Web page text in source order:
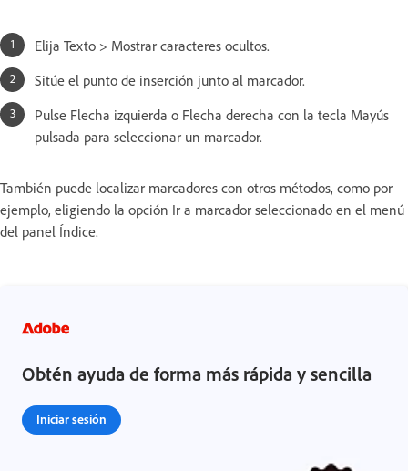
Elija Texto > Mostrar caracteres ocultos.
Sitúe el punto de inserción junto al marcador.
Pulse Flecha izquierda o Flecha derecha con la tecla Mayús
pulsada para seleccionar un marcador.
También puede localizar marcadores con otros métodos, como por
ejemplo, eligiendo la opción Ir a marcador seleccionado en el menú
del panel Índice.
Obtén ayuda de forma más rápida y sencilla
Iniciar sesión